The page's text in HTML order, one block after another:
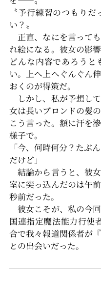
〝予行練習のつもり
い？〟
正直、なにを言って
れ絵になる。彼女の影
どんな内容であろうと
い。上へ上へぐんぐん
おくのが得策だ。
しかし、私が予想し
女は長いブロンドの髪
こう言った。額に汗を
様子で。
「今、何時何分？たぶ
だけど」
結論から言うと、彼
室に突っ込んだのは午
秒前だった。
彼女こそが、私の今
国連指定魔法能力行使
合で我々報道関係者が
との出会いだった。